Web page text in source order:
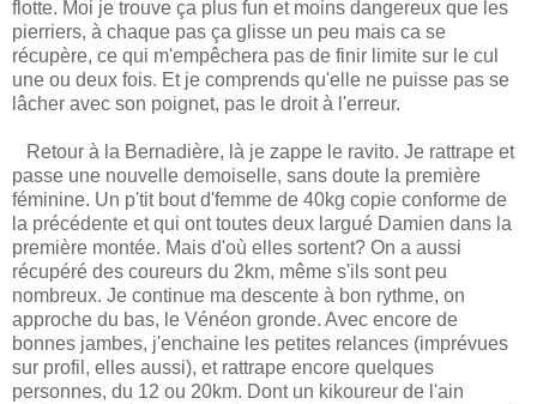
flotte. Moi je trouve ça plus fun et moins dangereux que les
pierriers, à chaque pas ça glisse un peu mais ca se
récupère, ce qui m'empêchera pas de finir limite sur le cul
une ou deux fois. Et je comprends qu'elle ne puisse pas se
lâcher avec son poignet, pas le droit à l'erreur.
Retour à la Bernadière, là je zappe le ravito. Je rattrape et
passe une nouvelle demoiselle, sans doute la première
féminine. Un p'tit bout d'femme de 40kg copie conforme de
la précédente et qui ont toutes deux largué Damien dans la
première montée. Mais d'où elles sortent? On a aussi
récupéré des coureurs du 2km, même s'ils sont peu
nombreux. Je continue ma descente à bon rythme, on
approche du bas, le Vénéon gronde. Avec encore de
bonnes jambes, j'enchaine les petites relances (imprévues
sur profil, elles aussi), et rattrape encore quelques
personnes, du 12 ou 20km. Dont un kikoureur de l'ain